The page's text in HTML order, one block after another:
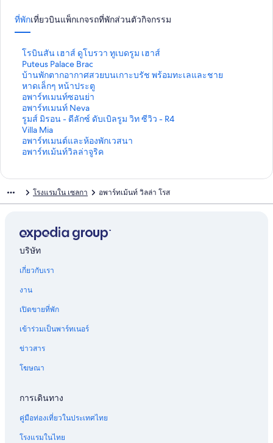
ที่พักเที่ยวบินแพ็กเกจรถที่พักส่วนตัวกิจกรรม
โรบินสัน เฮาส์ ดูโบรวา ทูเบดรูม เฮาส์
ลิ
ง
ก์
ม
า
ต
ร
ฐ
า
น
บ
โ
บิ
น
สั
เ
า
ส์
ดู
โ
ร
า
บ
ด
รู
ม
Puteus Palace Brac
ลิ
ง
ก์
ม
า
ต
ร
ฐ
า
รั
บ
u
t
e
s
a
l
a
c
B
a
บ้านพักตากอากาศสวยบนเกาะบรัช พร้อมทะเลและชาย
หาดเล็กๆ หน้าประตู
ลิ
ง
ก์
ม
า
ต
ร
ฐ
ห
รั
บ้
า
น
ก
า
ก
อ
า
า
ส
บ
น
เ
ก
อพาร์ทเมนท์ซอนย่า
ลิ
ง
ก์
ม
า
ต
น
สำ
รั
บ
อ
า
ท
เ
ม
น
ซ
น
อพาร์ทเมนท์ Neva
ลิ
ง
ก์
ม
า
า
น
ห
รั
บ
พ
ร์
ท
เ
ม
ท์
e
รูมส์ มิรอน - ดีลักซ์ ดับเบิลรูม วิท ซีวิว - R4
ลิ
ง
ก์
ม
ฐ
า
สำ
ห
รั
รู
ส์
มิ
ร
อ
-
ลั
ดั
บ
เ
บิ
Villa Mia
ลิ
ง
ก์
ร
ฐ
น
สำ
ห
บ
i
l
l
a
i
อพาร์ทเมนต์และห้องพักเวสนา
ลิ
ง
ต
ร
า
น
สำ
รั
อ
พ
า
ร์
เ
น
ล
ะ
ห้
อ
อพาร์ทเม้นท์วิลล่าจูริค
ลิ
า
ต
ฐ
า
น
ห
บ
อ
พ
า
ท
ม้
วิ
ล
ล่
า
โรงแรมใน เซลกา อพาร์ทเม้นท์ วิลล่า โรส
บริษัท
เกี่ยวกับเรา
งาน
เปิดขายที่พัก
เข้าร่วมเป็นพาร์ทเนอร์
ข่าวสาร
โฆษณา
การเดินทาง
คู่มือท่องเที่ยวในประเทศไทย
โรงแรมในไทย